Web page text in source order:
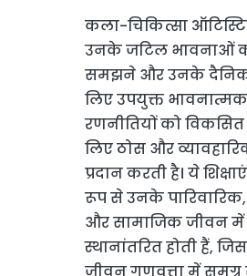
कला-चिकित्सा
उनके जटिल भावनाओं
समझने और उनके
लिए उपयुक्त
रणनीतियों को
लिए ठोस और
प्रदान करती है। ये
रूप से उनके
और सामाजिक जीवन में
स्थानांतरित होती हैं,
जीवन गुणवत्ता में समग्र